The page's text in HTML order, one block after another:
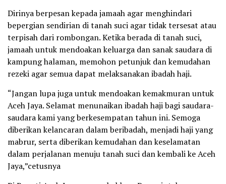
Dirinya berpesan kepada jamaah agar menghindari
bepergian sendirian di tanah suci agar tidak tersesat atau
terpisah dari rombongan. Ketika berada di tanah suci,
jamaah untuk mendoakan keluarga dan sanak saudara di
kampung halaman, memohon petunjuk dan kemudahan
rezeki agar semua dapat melaksanakan ibadah haji.
“Jangan lupa juga untuk mendoakan kemakmuran untuk
Aceh Jaya. Selamat menunaikan ibadah haji bagi saudara-
saudara kami yang berkesempatan tahun ini. Semoga
diberikan kelancaran dalam beribadah, menjadi haji yang
mabrur, serta diberikan kemudahan dan keselamatan
dalam perjalanan menuju tanah suci dan kembali ke Aceh
Jaya,”cetusnya